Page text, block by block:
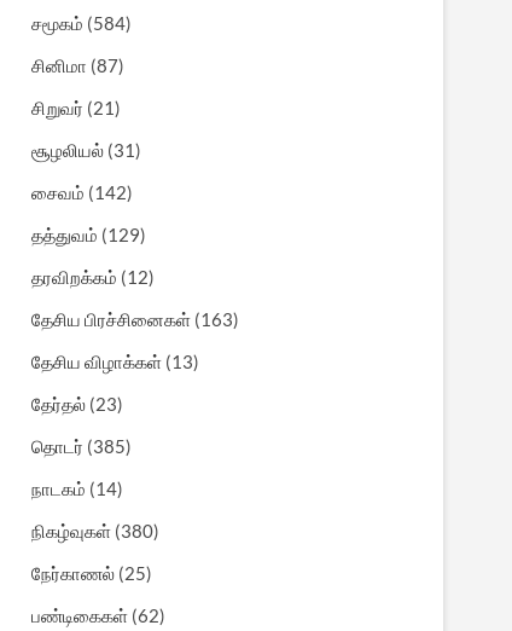
சமூகம் (584)
சினிமா (87)
சிறுவர் (21)
சூழலியல் (31)
சைவம் (142)
தத்துவம் (129)
தரவிறக்கம் (12)
தேசிய பிரச்சினைகள் (163)
தேசிய விழாக்கள் (13)
தேர்தல் (23)
தொடர் (385)
நாடகம் (14)
நிகழ்வுகள் (380)
நேர்காணல் (25)
பண்டிகைகள் (62)